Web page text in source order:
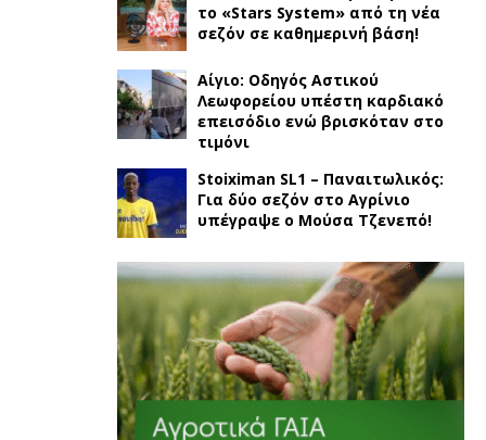
το «Stars System» από τη νέα
σεζόν σε καθημερινή βάση!
Αίγιο: Οδηγός Αστικού
Λεωφορείου υπέστη καρδιακό
επεισόδιο ενώ βρισκόταν στο
τιμόνι
Stoiximan SL1 – Παναιτωλικός:
Για δύο σεζόν στο Αγρίνιο
υπέγραψε ο Μούσα Τζενεπό!